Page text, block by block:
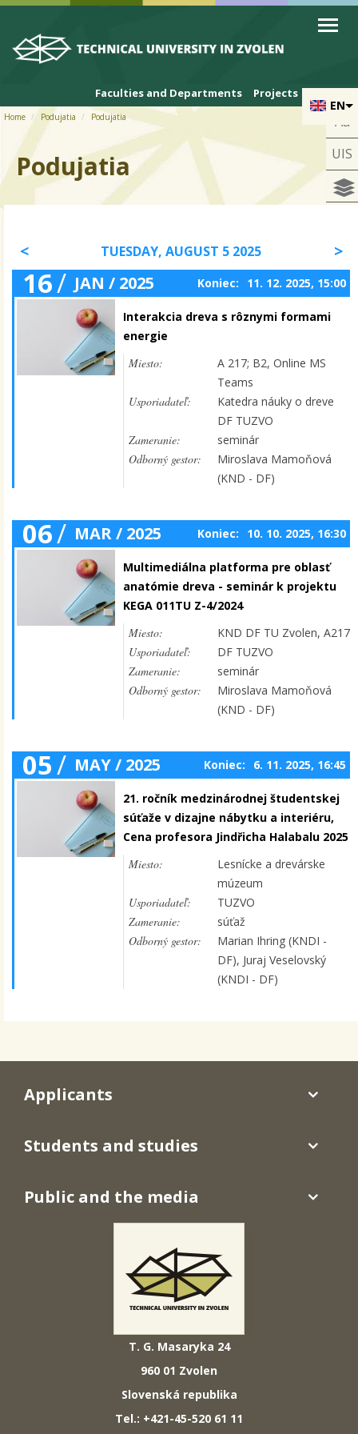
Skip to cookies
Skip to navigation
Skip to main content
EN
Faculties and Departments Projects
Aa
UIS
Home Podujatia Podujatia
Podujatia
TUESDAY, AUGUST 5 2025
16/ JAN / 2025 Koniec: 11. 12. 2025, 15:00
Interakcia dreva s rôznymi formami
energie
Miesto:
A 217; B2, Online MS
Teams
Usporiadateľ:
Katedra náuky o dreve
DF TUZVO
Zameranie:
seminár
Odborný gestor:
Miroslava Mamoňová
(KND - DF)
06/ MAR / 2025 Koniec: 10. 10. 2025, 16:30
Multimediálna platforma pre oblasť
anatómie dreva - seminár k projektu
KEGA 011TU Z-4/2024
Miesto:
KND DF TU Zvolen, A217
Usporiadateľ:
DF TUZVO
Zameranie:
seminár
Odborný gestor:
Miroslava Mamoňová
(KND - DF)
05/ MAY / 2025 Koniec: 6. 11. 2025, 16:45
21. ročník medzinárodnej študentskej
súťaže v dizajne nábytku a interiéru,
Cena profesora Jindřicha Halabalu 2025
Miesto:
Lesnícke a drevárske
múzeum
Usporiadateľ:
TUZVO
Zameranie:
súťaž
Odborný gestor:
Marian Ihring (KNDI -
DF), Juraj Veselovský
(KNDI - DF)
T. G. Masaryka 24
960 01 Zvolen
Slovenská republika
Tel.: +421-45-520 61 11
Applicants
Students and studies
Public and the media